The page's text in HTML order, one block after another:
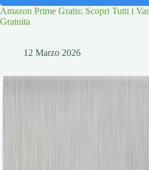
Amazon Prime Gratis: Scopri Tutti i
Gratuita
12 Marzo 2026